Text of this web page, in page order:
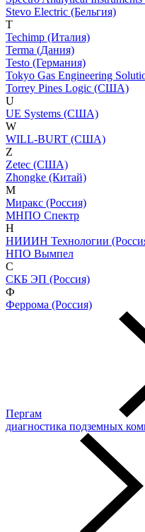
Stevo Electric (Бельгия)
T
Techimp (Италия)
Terma (Дания)
Testo (Германия)
Tokyo Gas Engineering
Torrey Pines Logic (США)
U
UE Systems (США)
W
WILL-BURT (США)
Z
Zetec (США)
Zhongke (Китай)
М
Миракс (Россия)
МНПО Спектр
Н
НИИИН Технологии
НПО Вымпел
С
СКБ ЭП (Россия)
Ф
Феррома (Россия)
Пергам
диагностика подземных